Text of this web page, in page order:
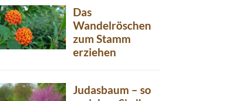
Das
Wandelröschen
zum Stamm
erziehen
Judasbaum – so